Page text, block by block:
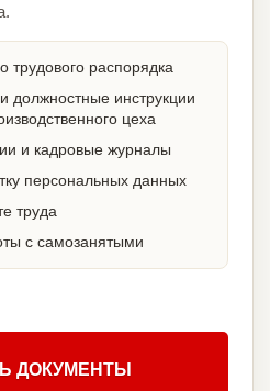
трудового распорядка
должностные инструкции
цеха
и кадровые журналы
персональных данных
труда
с самозанятыми
ДОКУМЕНТЫ